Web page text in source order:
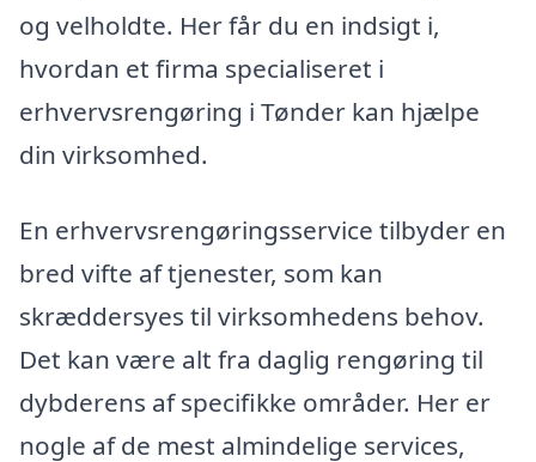
og velholdte. Her får du en indsigt i,
hvordan et firma specialiseret i
erhvervsrengøring i Tønder kan hjælpe
din virksomhed.
En erhvervsrengøringsservice tilbyder en
bred vifte af tjenester, som kan
skræddersyes til virksomhedens behov.
Det kan være alt fra daglig rengøring til
dybderens af specifikke områder. Her er
nogle af de mest almindelige services,